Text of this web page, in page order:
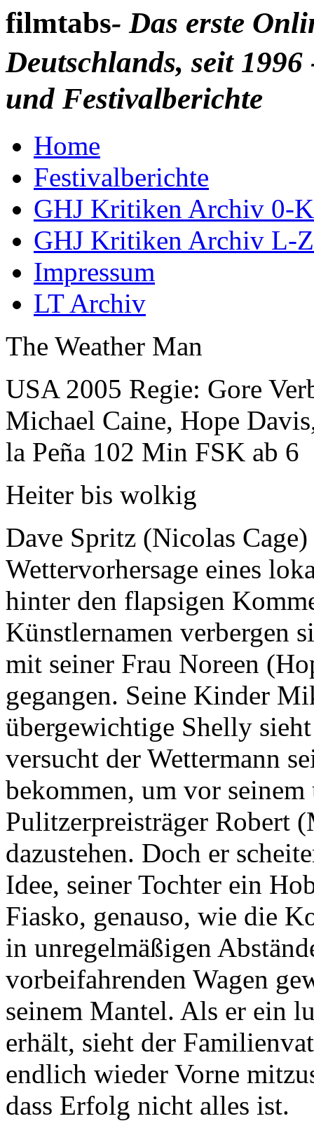
filmtabs- Das erste
Deutschlands, seit
und Festivalberichte
Home
Festivalberichte
GHJ Kritiken Archiv 0-K
GHJ Kritiken Archiv L-Z
Impressum
LT Archiv
The Weather Man
USA 2005 Regie: Gore
Michael Caine, Hope
la Peña 102 Min FSK ab 6
Heiter bis wolkig
Dave Spritz (Nicolas
Wettervorhersage eines
hinter den flapsigen
Künstlernamen verbergen
mit seiner Frau Noreen
gegangen. Seine Kinder
übergewichtige Shelly
versucht der Wettermann
bekommen, um vor
Pulitzerpreisträger Robert
dazustehen. Doch er
Idee, seiner Tochter ein
Fiasko, genauso, wie die
in unregelmäßigen
vorbeifahrenden Wagen
seinem Mantel. Als er ein
erhält, sieht der
endlich wieder Vorne
dass Erfolg nicht alles ist.